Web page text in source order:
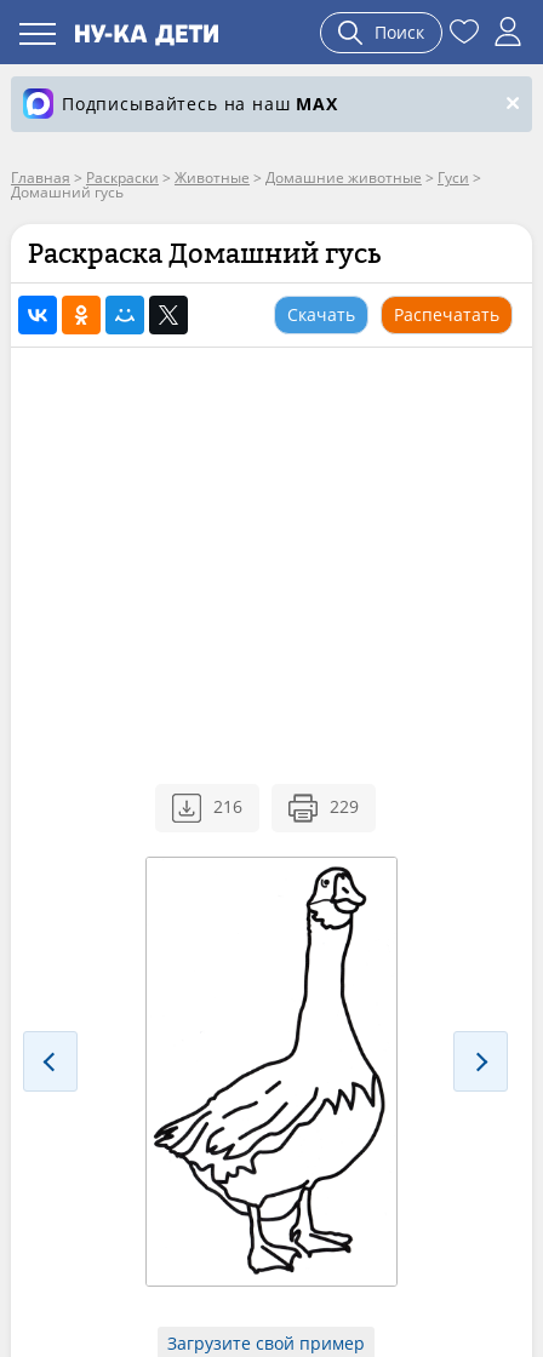
Поиск
Подписывайтесь на наш MAX
Главная > Раскраски > Животные > Домашние животные > Гуси >
Домашний гусь
Раскраска Домашний гусь
Скачать Распечатать
216 229
Загрузите свой пример